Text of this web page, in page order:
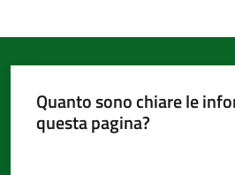
argomenti...
Seguici
Quanto sono chiare le
questa pagina?